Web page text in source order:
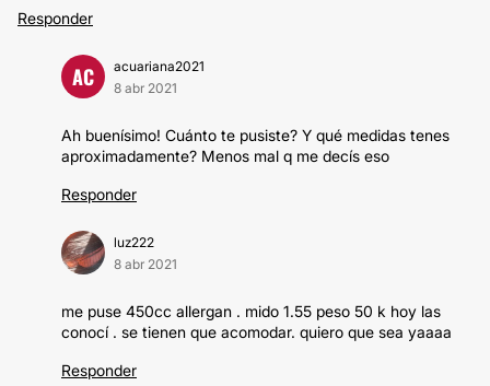
Responder
AC
acuariana2021
8 abr 2021
Ah buenísimo! Cuánto te pusiste? Y qué medidas tenes
aproximadamente? Menos mal q me decís eso
Responder
luz222
8 abr 2021
me puse 450cc allergan . mido 1.55 peso 50 k hoy las
conocí . se tienen que acomodar. quiero que sea yaaaa
Responder